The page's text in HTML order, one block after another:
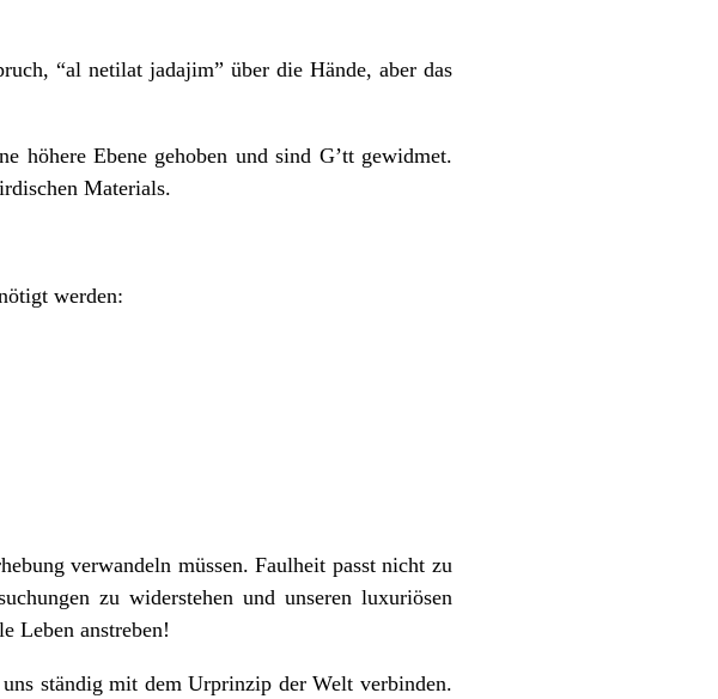
“al netilat jadajim” über die Hände, aber das
höhere Ebene gehoben und sind G’tt gewidmet.
Materials.
werden:
verwandeln müssen. Faulheit passt nicht zu
zu widerstehen und unseren luxuriösen
Leben anstreben!
ständig mit dem Urprinzip der Welt verbinden.